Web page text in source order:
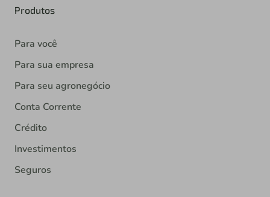
Produtos
Para você
Para sua empresa
Para seu agronegócio
Conta Corrente
Crédito
Investimentos
Seguros